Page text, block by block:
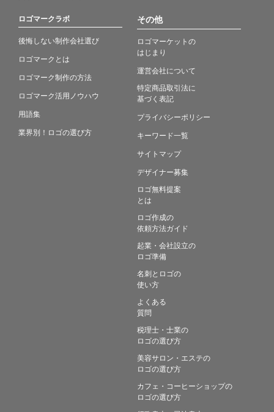
ロゴマークラボ
後悔しない制作会社選び
ロゴマークとは
ロゴマーク制作の方法
ロゴマーク活用ノウハウ
用語集
業界別！ロゴの選び方
その他
ロゴマーケットの
はじまり
運営会社について
特定商品取引法に
基づく表記
プライバシーポリシー
キーワード一覧
サイトマップ
デザイナー募集
ロゴ無料提案
とは
ロゴ作成の
依頼方法ガイド
起業・会社設立の
ロゴ準備
名刺とロゴの
使い方
よくある
質問
税理士・士業の
ロゴの選び方
美容サロン・エステの
ロゴの選び方
カフェ・コーヒーショップの
ロゴの選び方